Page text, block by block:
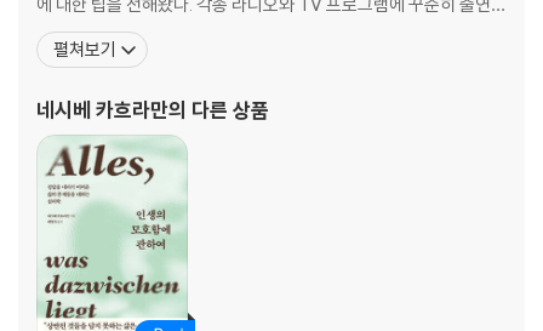
신념에 관해 왜 되물어야 하는가
2부 새롭게 생각하기
9장 남편이 아닌 다른 남자를 사랑한 죄를 지었어요
새로운 신념은 어떻게 형성되는가
10장 제 아이를 가지고 싶어요
집합적 신념은 개인에게 어떤 영향을 주는가
오며, 2022년 독일 심리학회로부터 과학 커뮤니케이션 홍보대사로
임명되기도 했다. 2020년부터 심리치료소를 운영하며 만난 다양한
들고 찾아오는 이들과의 깊은 대화를 통해 자신 안의 문
펼쳐보기
네시베 카흐라만의 다른 상품